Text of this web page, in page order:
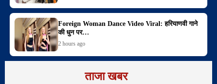
Foreign Woman Dance Video Viral: हरियाणवी गाने
की धुन पर…
2 hours ago
ताजा खबर